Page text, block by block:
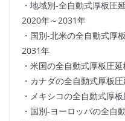
・地域別-全自動式厚板圧
2020年～2031年
・国別-北米の全自動式厚
2031年
・米国の全自動式厚板圧
・カナダの全自動式厚板
・メキシコの全自動式厚
・国別-ヨーロッパの全自